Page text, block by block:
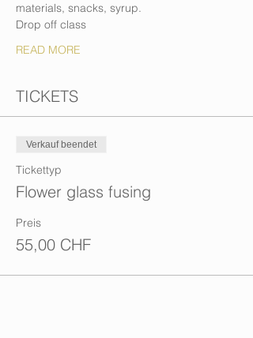
materials, snacks, syrup.
Drop off class
READ MORE
TICKETS
Verkauf beendet
Tickettyp
Flower glass fusing
Preis
55,00 CHF